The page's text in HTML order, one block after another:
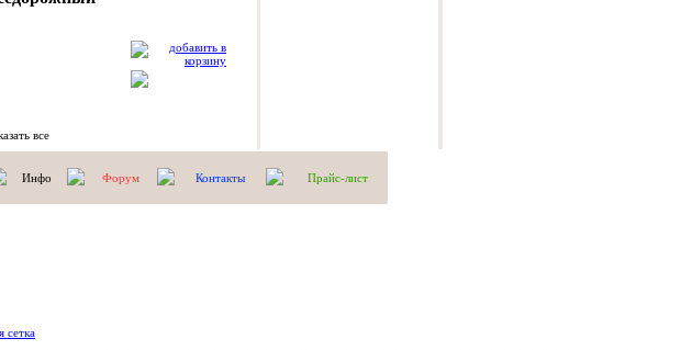
все
Инфо Форум Контакты Прайс-лист
сетка